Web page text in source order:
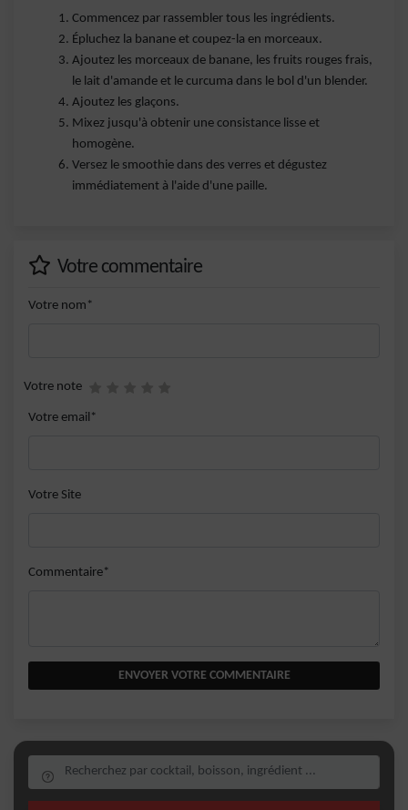
Commencez par rassembler tous les ingrédients.
Épluchez la banane et coupez-la en morceaux.
Ajoutez les morceaux de banane, les fruits rouges frais,
le lait d'amande et le curcuma dans le bol d'un blender.
Ajoutez les glaçons.
Mixez jusqu'à obtenir une consistance lisse et
homogène.
Versez le smoothie dans des verres et dégustez
immédiatement à l'aide d'une paille.
Votre commentaire
Votre nom*
Votre note
Votre email*
Votre Site
Commentaire*
ENVOYER VOTRE COMMENTAIRE